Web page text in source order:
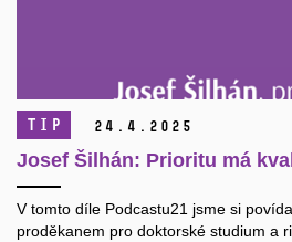
TIP 24. 4. 2025
Josef Šilhán: Prioritu má
V tomto díle Podcastu21 jsme si
proděkanem pro doktorské studium a